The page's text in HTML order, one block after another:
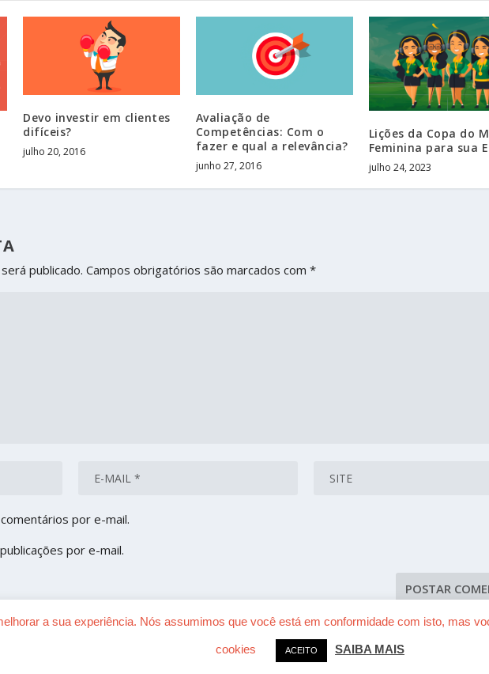
Devo investir em clientes
difíceis?
julho 20, 2016
Avaliação de
Competências: Com o
fazer e qual a relevância?
junho 27, 2016
Lições da Copa do
Feminina para sua
julho 24, 2023
publicado. Campos obrigatórios são marcados com*
por e-mail.
por e-mail.
a sua experiência. Nós assumimos que você está em conformidade com isto, mas
cookies ACEITO SAIBA MAIS